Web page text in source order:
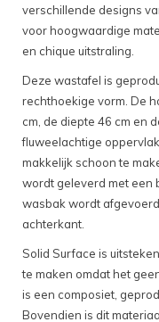
verschillende designs
voor hoogwaardige
en chique uitstraling.
Deze wastafel is
rechthoekige vorm. De
cm, de diepte 46 cm en
fluweelachtige
makkelijk schoon te
wordt geleverd met een
wasbak wordt
achterkant.
Solid Surface is
te maken omdat het
is een composiet,
Bovendien is dit